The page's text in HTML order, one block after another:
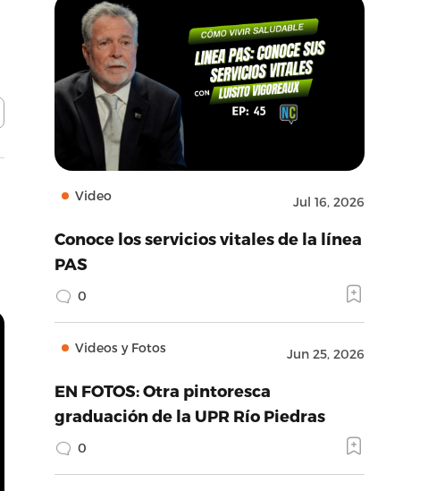
Video Jul 16, 2026
Conoce los servicios vitales de la línea
PAS
0
Videos y Fotos Jun 25, 2026
EN FOTOS: Otra pintoresca
graduación de la UPR Río Piedras
0